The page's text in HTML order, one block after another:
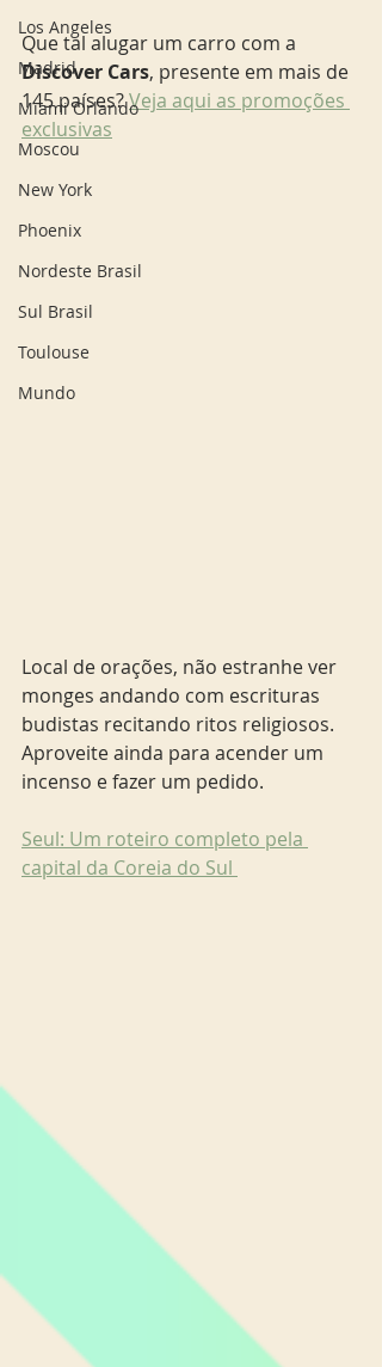
Los Angeles
Madrid
Miami Orlando
Moscou
New York
Phoenix
Nordeste Brasil
Sul Brasil
Toulouse
Mundo
Que tal alugar um carro com a
Discover Cars, presente em mais de
145 países? Veja aqui as promoções
exclusivas
Local de orações, não estranhe ver
monges andando com escrituras
budistas recitando ritos religiosos.
Aproveite ainda para acender um
incenso e fazer um pedido.
Seul: Um roteiro completo pela
capital da Coreia do Sul